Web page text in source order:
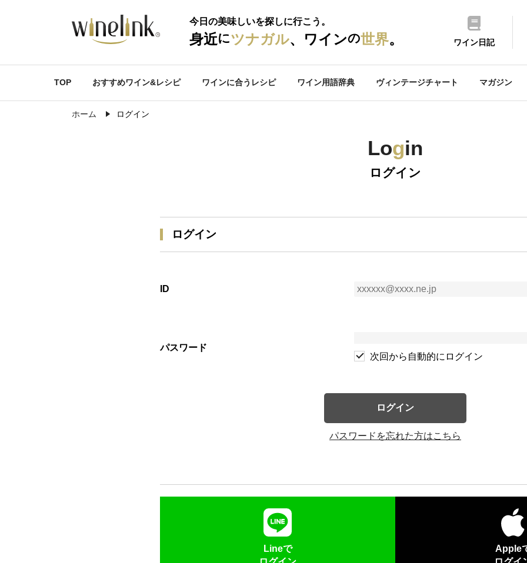
今日の美味しいを探しに行こう。
身近にツナガル、ワインの世界。 ワイン日記
TOP おすすめワイン&レシピ ワインに合うレシピ ワイン用語辞典 ヴィンテージチャート マガジン
ホーム ログイン
Login
ログイン
ログイン
ID
パスワード
次回から自動的にログイン
ログイン
パスワードを忘れた方はこちら
Lineで
Apple